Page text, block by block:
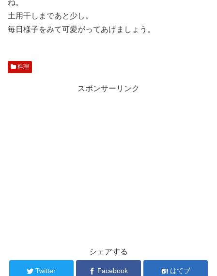
ね。
土用干しまであと少し。
毎日様子をみて可愛がってあげましょう。
料理
スポンサーリンク
シェアする
Twitter Facebook はてブ